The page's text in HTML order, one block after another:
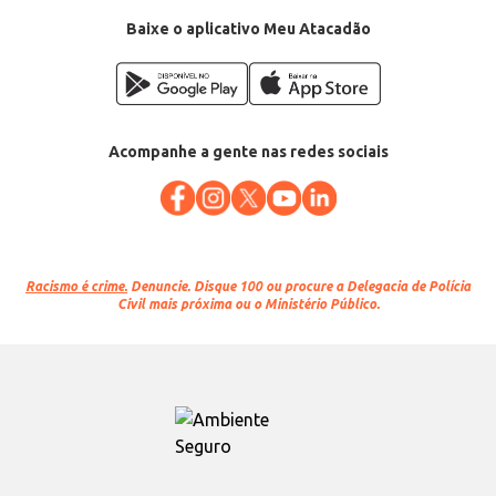
EAN: 7895315015251Baixe o aplicativo Meu Atacadão
Acompanhe a gente nas redes sociais
Racismo é crime. Denuncie. Disque 100 ou procure a Delegacia de Polícia
Civil mais próxima ou o Ministério Público.